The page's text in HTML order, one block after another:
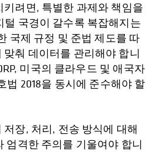
려면, 특별한 과제와 책임을
털 국경이 갈수록 복잡해지는
국제 규정 및 준법 제도를 따
춰 데이터를 관리해야 합니
미국의 클라우드 및 애국자
법 2018을 동시에 준수해야 할
장, 처리, 전송 방식에 대해
엄격한 주의를 기울여야 합니